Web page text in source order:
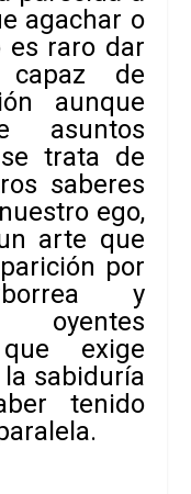
agachar o
es raro dar
de
aunque
asuntos
trata de
saberes
ego,
arte que
por
y
oyentes
exige
sabiduría
tenido